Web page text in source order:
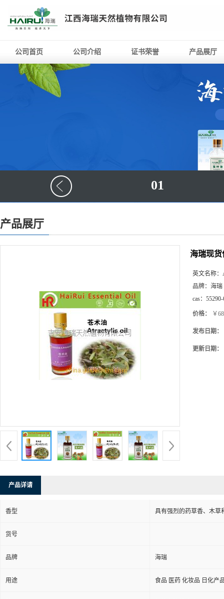
公司首页 公司介绍 证书荣誉 产品展厅
01
产品展厅
海瑞现货
英文名称：
品牌： 海瑞
cas：
价格： ￥
发布日期：
更新日期：
产品详请
香型 具有强烈的药草香、木草
货号
品牌 海瑞
用途 食品 医药 化妆品 日化产